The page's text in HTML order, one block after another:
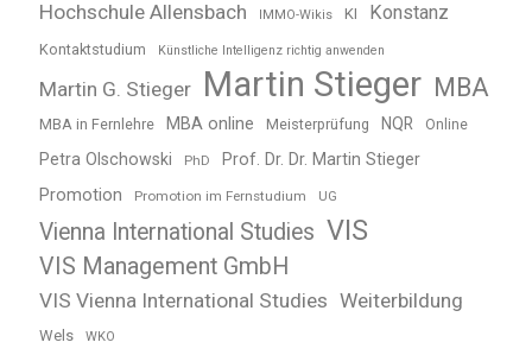
Hochschule Allensbach
IMMO-Wikis KI Konstanz
Kontaktstudium Künstliche Intelligenz richtig anwenden
Martin G. Stieger Martin Stieger MBA
MBA in Fernlehre MBA online Meisterprüfung NQR Online
Petra Olschowski PhD Prof. Dr. Dr. Martin Stieger
Promotion Promotion im Fernstudium UG
Vienna International Studies VIS
VIS Management GmbH
VIS Vienna International Studies Weiterbildung
Wels WKO